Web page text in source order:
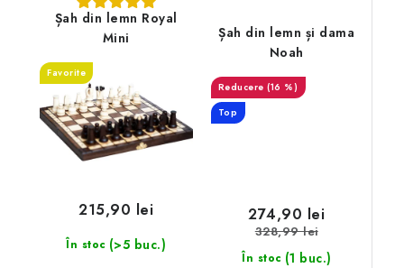
Șah din lemn Royal
Mini
Favorite
În stoc (>5 buc.)
215,90 lei
Șah din lemn și dama
Noah
(16 %)
Top
În stoc (1 buc.)
274,90 lei
328,99 lei